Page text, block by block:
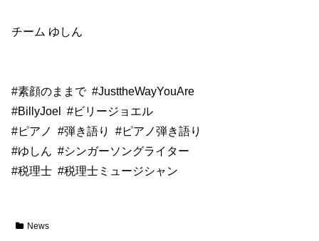
チーム ゆしん
#素顔のままで #JusttheWayYouAre
#BillyJoel #ビリージョエル
#ピアノ #弾き語り
#ピアノ弾き語り
#ゆしん #シンガーソングライター
#税理士 #税理士ミュージシャン
News